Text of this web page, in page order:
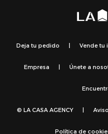
Deja tu pedido | Vende tu
Empresa | Únete a
© LA CASA AGENCY |
Política de